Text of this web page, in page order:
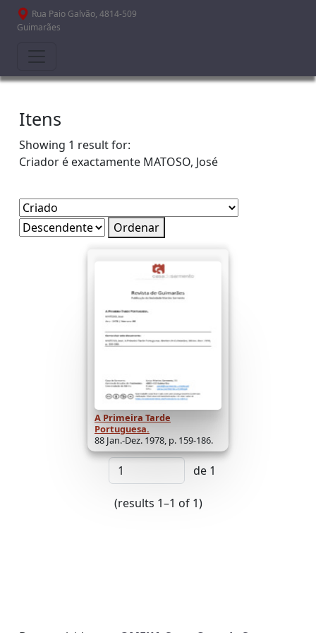
Passar para o conteúdo principal
Rua Paio Galvão, 4814-509
Guimarães
Itens
Showing 1 result for:
Criador é exactamente MATOSO, José
Ordenar
A Primeira Tarde
Portuguesa.
88 Jan.-Dez. 1978, p. 159-186.
de 1
(results 1–1 of 1)